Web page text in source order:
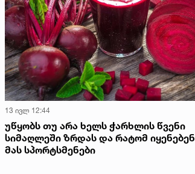
13 ივლ 12:44
უწყობს თუ არა ხელს ჭარხლის წვენი
სიმაღლეში ზრდას და რატომ იყენებენ
მას სპორტსმენები